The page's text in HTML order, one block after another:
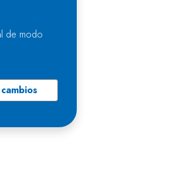
de modo